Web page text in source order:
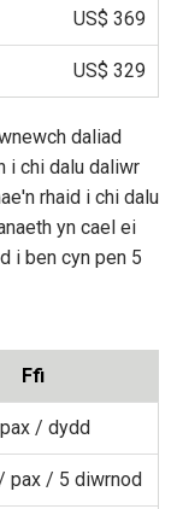
US$ 369
US$ 329
daliad
i chi dalu daliwr
rhaid i chi dalu
yn cael ei
i ben cyn pen 5
Ffi
/ dydd
/ pax / 5 diwrnod